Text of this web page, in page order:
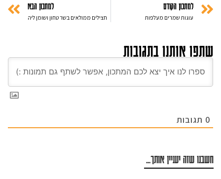
למתכון הקודם
עוגות שמרים מעלפות
למתכון הבא
חצילים ממולאים בשר טחון ושומן ליה
שתפו אותנו בתגובות
0 תגובות
חשבנו שזה יעניין אותך...